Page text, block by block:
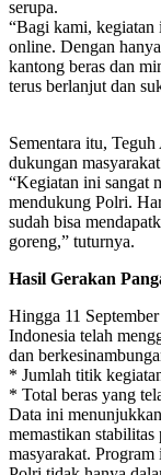
serupa.
“Bagi kami, kegiatan
online. Dengan
kantong beras dan
terus berlanjut dan
Sementara itu,
dukungan
“Kegiatan ini sangat
mendukung Polri.
sudah bisa
goreng,” tuturnya.
Hasil Gerakan
Hingga 11
Indonesia telah
dan
* Jumlah titik
* Total beras yang
Data ini
memastikan
masyarakat.